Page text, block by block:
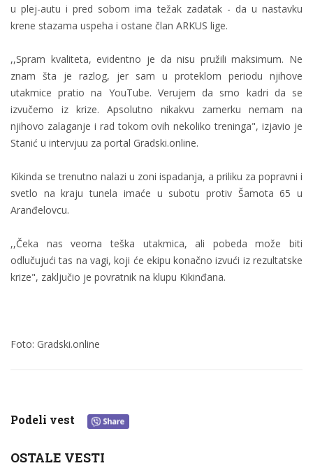
u plej-autu i pred sobom ima težak zadatak - da u nastavku
krene stazama uspeha i ostane član ARKUS lige.
,,Spram kvaliteta, evidentno je da nisu pružili maksimum. Ne
znam šta je razlog, jer sam u proteklom periodu njihove
utakmice pratio na YouTube. Verujem da smo kadri da se
izvučemo iz krize. Apsolutno nikakvu zamerku nemam na
njihovo zalaganje i rad tokom ovih nekoliko treninga", izjavio je
Stanić u intervjuu za portal Gradski.online.
Kikinda se trenutno nalazi u zoni ispadanja, a priliku za popravni i
svetlo na kraju tunela imaće u subotu protiv Šamota 65 u
Aranđelovcu.
,,Čeka nas veoma teška utakmica, ali pobeda može biti
odlučujući tas na vagi, koji će ekipu konačno izvući iz rezultatske
krize", zaključio je povratnik na klupu Kikinđana.
Foto: Gradski.online
Podeli vest
OSTALE VESTI